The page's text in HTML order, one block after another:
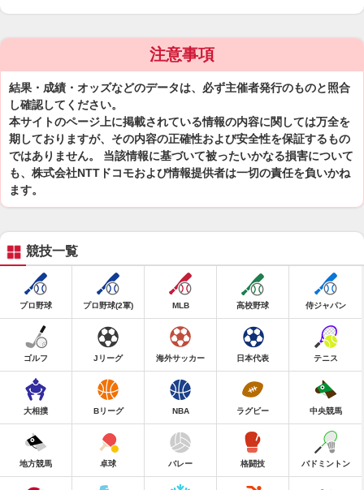
注意事項
結果・成績・オッズなどのデータは、必ず主催者発行のものと照合
し確認してください。
本サイトのページ上に掲載されている情報の内容に関しては万全を
期しておりますが、その内容の正確性および安全性を保証するもの
ではありません。 当該情報に基づいて被ったいかなる損害について
も、株式会社NTTドコモおよび情報提供者は一切の責任を負いかね
ます。
競技一覧
プロ野球 プロ野球(2軍) MLB 高校野球 侍ジャパン
ゴルフ Jリーグ 海外サッカー 日本代表 テニス
大相撲 Bリーグ NBA ラグビー 中央競馬
地方競馬 卓球 バレー 格闘技 バドミントン